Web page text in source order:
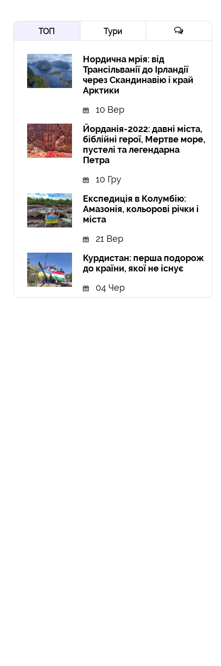
ТОП Тури
Нордична мрія: від
Трансільванії до Ірландії
через Скандинавію і край
Арктики
10 Вер
Йорданія-2022: давні міста,
біблійні герої, Мертве море,
пустелі та легендарна
Петра
10 Гру
Експедиція в Колумбію:
Амазонія, кольорові річки і
міста
21 Вер
Курдистан: перша подорож
до країни, якої не існує
04 Чер